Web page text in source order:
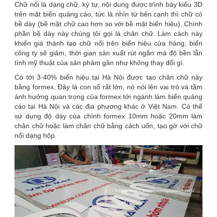
Chữ nổi là dạng chữ, ký tự, nội dung được trình bày kiểu 3D
trên mặt biển quảng cáo, tức là nhìn từ bên cạnh thì chữ có
bề dày (bề mặt chữ cao hơn so với bề mặt biển hiệu). Chính
phần bề dày này chúng tôi gọi là chân chữ. Làm cách này
khiến giá thành tạo chữ nổi trên biển hiệu cửa hàng, biển
công ty sẽ giảm, thời gian sản xuất rút ngắn mà độ bền lẫn
tính mỹ thuật của sản phảm gần như không thay đổi gì.
Có tới 3-40% biển hiệu tại Hà Nội được tạo chân chữ này
bằng formex. Đây là con số rất lớn, nó nói lên vai trò và tầm
ảnh hưởng quan trọng của formex tới ngành làm biển quảng
cáo tại Hà Nội và các địa phương khác ở Việt Nam. Có thể
sử dụng độ dày của chính formex 10mm hoặc 20mm làm
chân chữ hoặc làm chân chữ bằng cách uốn, tạo gờ với chữ
nổi dạng hộp.